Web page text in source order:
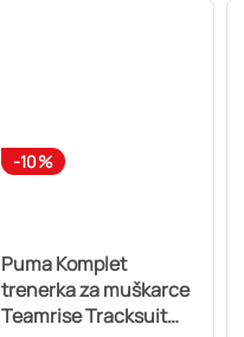
-10%
Puma Komplet
trenerka za muškarce
Teamrise Tracksuit